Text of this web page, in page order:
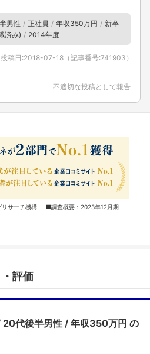
男性 正社員 年収350万円
新卒
済み)
2014年度
投稿日:2018-07-18 （記事番号:741903）
不適切な投稿として報告
リサーチ機構 ■調査概要：2023年12月期
評価
20代後半男性 年収350万円 の